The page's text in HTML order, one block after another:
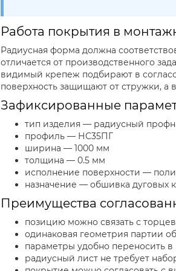
Работа покрытия в
Радиусная форма должна
отличается от производственного
видимый крепеж подбирают в
поверхность защищают от стружки,
Зафиксированные
тип изделия — радиусный
профиль — НС35ПГ
ширина — 1000 мм
толщина — 0.5 мм
исполнение поверхности —
назначение — обшивка дуговых
Преимущества
позицию можно связать с
одинаковая геометрия партии
параметры удобно переносить
радиусный лист не требует